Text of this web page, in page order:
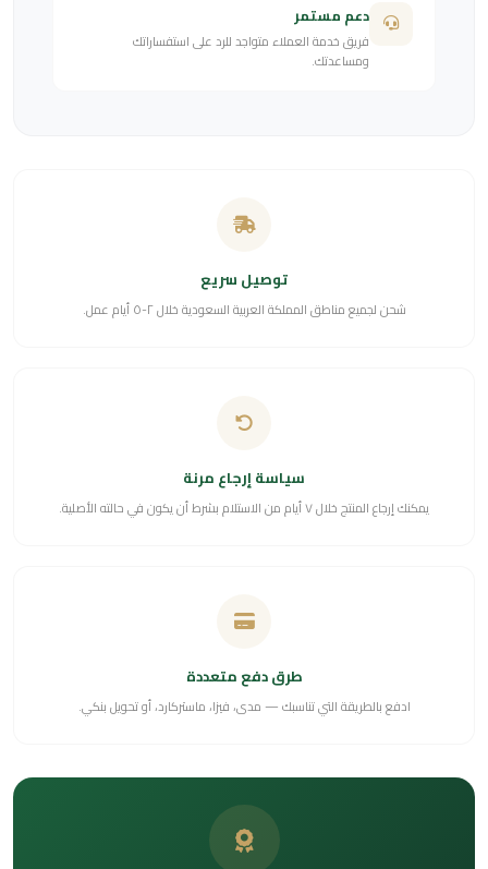
دعم مستمر
فريق خدمة العملاء متواجد للرد على استفساراتك
ومساعدتك.
توصيل سريع
شحن لجميع مناطق المملكة العربية السعودية خلال ٢-٥ أيام عمل.
سياسة إرجاع مرنة
يمكنك إرجاع المنتج خلال ٧ أيام من الاستلام بشرط أن يكون في حالته الأصلية.
طرق دفع متعددة
ادفع بالطريقة التي تناسبك — مدى، فيزا، ماستركارد، أو تحويل بنكي.